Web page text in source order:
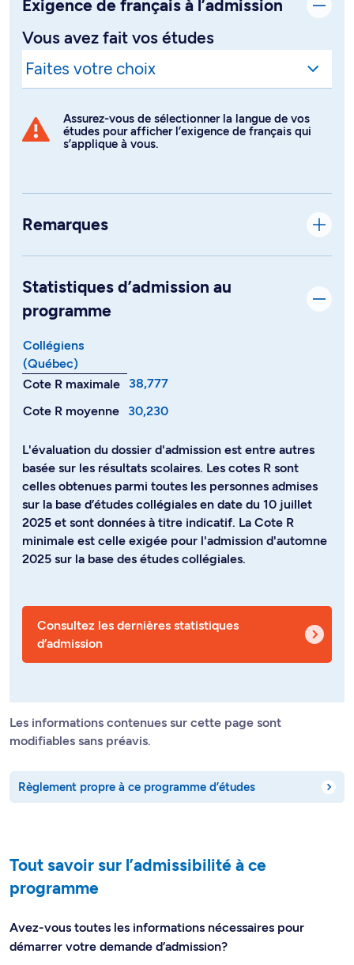
Exigence de français à l’admission
Vous avez fait vos études
Assurez-vous de sélectionner la langue de vos
études pour afficher l’exigence de français qui
s’applique à vous.
Remarques
Statistiques d’admission au
programme
Collégiens
(Québec)
Cote R maximale
38,777
Cote R moyenne
30,230
L'évaluation du dossier d'admission est entre autres
basée sur les résultats scolaires. Les cotes R sont
celles obtenues parmi toutes les personnes admises
sur la base d’études collégiales en date du 10 juillet
2025 et sont données à titre indicatif. La Cote R
minimale est celle exigée pour l'admission d'automne
2025 sur la base des études collégiales.
Consultez les dernières statistiques
d’admission
Les informations contenues sur cette page sont
modifiables sans préavis.
Règlement propre à ce programme d’études
Tout savoir sur l’admissibilité à ce
programme
Avez-vous toutes les informations nécessaires pour
démarrer votre demande d’admission?